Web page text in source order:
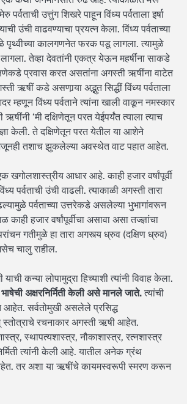
पर्वताची उत्तुंग शिखरे पाहून विंध्‍य पर्वताला इर्षा
उंची वाढवण्याचा प्रयत्न केला. विंध्य पर्वताच्या
पृथ्वीच्या कालगणनेत फरक पडू लागला. त्यामुळे
लागला. तेव्हा देवतांनी एकत्र येऊन महर्षींना साकडे
प्रवास करत असतांना अगस्ती ऋषींना वाटेत
ऋषीं कडे असणार्‍या अद्भुत सिद्धीं विंध्य पर्वताला
म्हणून विंध्य पर्वताने त्यांना खाली वाकून नमस्कार
‘मी दक्षिणेतून परत येईपर्यंत त्याला त्याच
केली. ते दक्षिणेतून परत येतील या आशेने
अजूनही तशाच झुकलेल्या अवस्थेत वाट पहात आहेत.
खगोलशास्त्रीय आधार आहे. काही हजार वर्षांपूर्वी
पर्वताची उंची वाढली. त्याकाळी अगस्ती तारा
पर्वताच्या उत्तरेकडे असलेल्या भुभागांवरून
काही हजार वर्षांपूर्वीचा असावा असा तज्ज्ञांचा
गतीमुळे हा तारा अगस्त्य ध्रुव (दक्षिण ध्रुव)
चालु राहील.
याची कन्या लोपामुद्रा हिच्याशी त्यांनी विवाह केला.
अक्षरनिर्मिती केली असे मानले जाते.त्यांची
आहेत. सर्वतोमुखी असलेले प्रसिद्ध
रचनाकार अगस्ती ऋषी आहेत.
स्थापत्यशास्त्र, नौकाशास्त्र, रत्नशास्त्र
त्यांनी केली आहे. यातील अनेक ग्रंथ
तर अशा या ऋषींचे कायमस्वरूपी स्मरण करून